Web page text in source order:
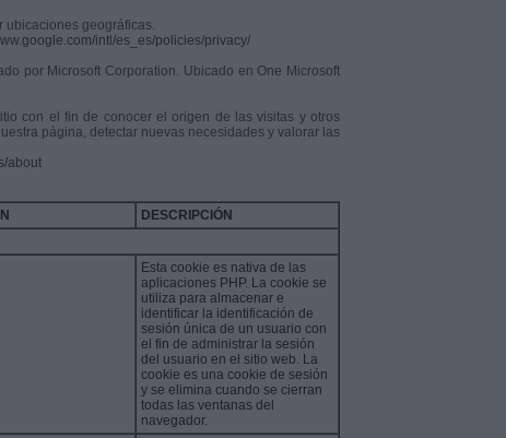
ubicaciones geográficas.
intl/es_es/policies/privacy/
por Microsoft Corporation. Ubicado en One Microsoft
con el fin de conocer el origen de las visitas y otros
página, detectar nuevas necesidades y valorar las
about
DESCRIPCIÓN
Esta cookie es nativa de las
aplicaciones PHP. La cookie se
utiliza para almacenar e
identificar la identificación de
sesión única de un usuario con
el fin de administrar la sesión
del usuario en el sitio web. La
cookie es una cookie de sesión
y se elimina cuando se cierran
todas las ventanas del
navegador.